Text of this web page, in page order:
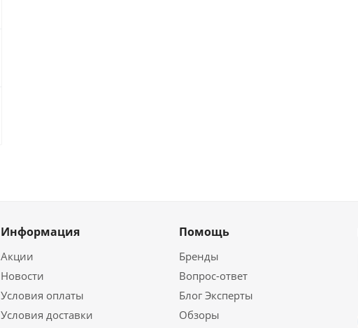
Информация
Акции
Новости
Условия оплаты
Условия доставки
Помощь
Бренды
Вопрос-ответ
Блог Эксперты
Обзоры